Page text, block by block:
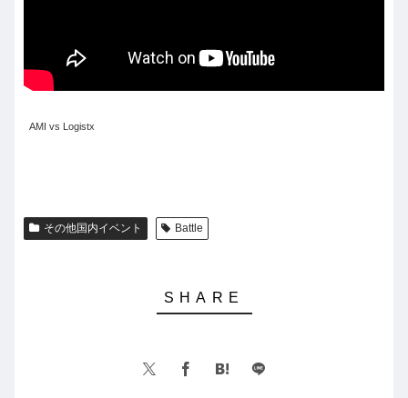
AMI vs Logistx
その他国内イベント Battle